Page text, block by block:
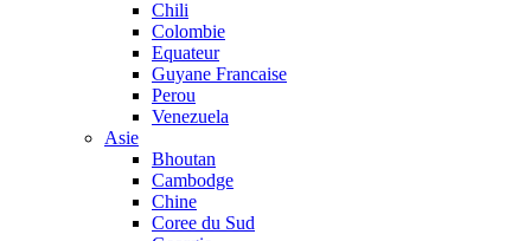
Chili
Colombie
Equateur
Guyane Francaise
Perou
Venezuela
Asie
Bhoutan
Cambodge
Chine
Coree du Sud